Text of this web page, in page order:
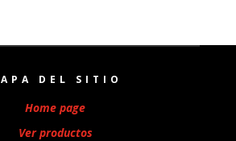
DEL SITIO
Home page
Ver productos